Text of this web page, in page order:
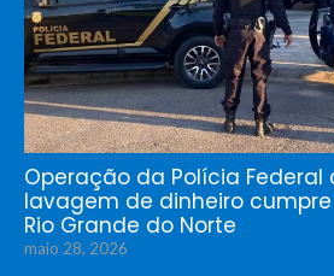
Operação da Polícia
lavagem de dinheiro
Rio Grande do Norte
maio 28, 2026